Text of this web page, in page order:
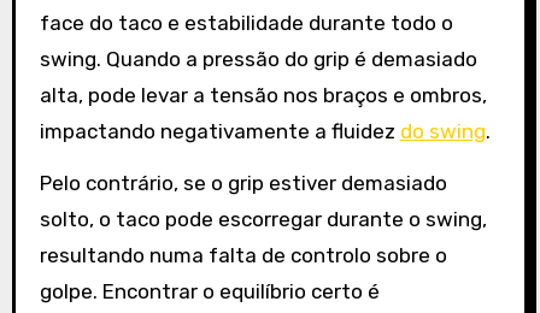
face do taco e estabilidade durante todo o
swing. Quando a pressão do grip é demasiado
alta, pode levar a tensão nos braços e ombros,
impactando negativamente a fluidez do swing.
Pelo contrário, se o grip estiver demasiado
solto, o taco pode escorregar durante o swing,
resultando numa falta de controlo sobre o
golpe. Encontrar o equilíbrio certo é